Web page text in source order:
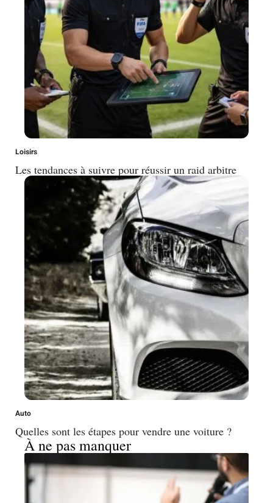
Loisirs
Les tendances à suivre pour réussir un raid arbitre
Auto
Quelles sont les étapes pour vendre une voiture ?
À ne pas manquer